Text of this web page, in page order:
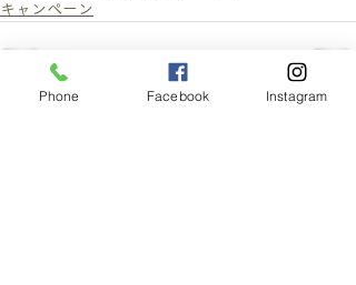
キャンペーン
Phone Facebook Instagram